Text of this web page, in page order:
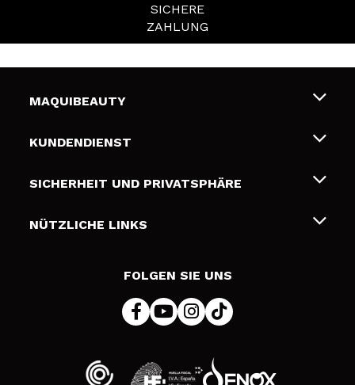
SICHERE
ZAHLUNG
MAQUIBEAUTY
Über uns
Geschenkkarten
KUNDENDIENST
Liefer- und Versandkosten
Zahlung
SICHERHEIT UND PRIVATSPHÄRE
Bedingungen und Datenschutz
NÜTZLICHE LINKS
FOLGEN SIE UNS